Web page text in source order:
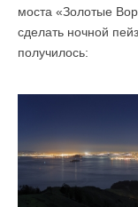
моста «Золотые
сделать ночной
получилось: